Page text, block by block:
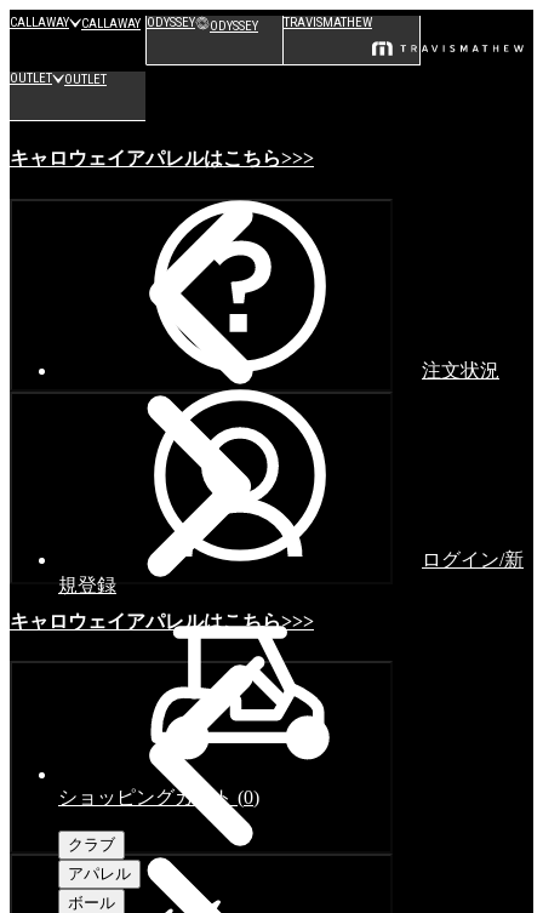
CALLAWAY CALLAWAY ODYSSEY ODYSSEY TRAVISMATHEW
OUTLET OUTLET
キャロウェイアパレルはこちら>>>
キャロウェイアパレルはこちら>>>
注文状況
ログイン/新
規登録
ショッピングカート (0)
クラブ
アパレル
ボール